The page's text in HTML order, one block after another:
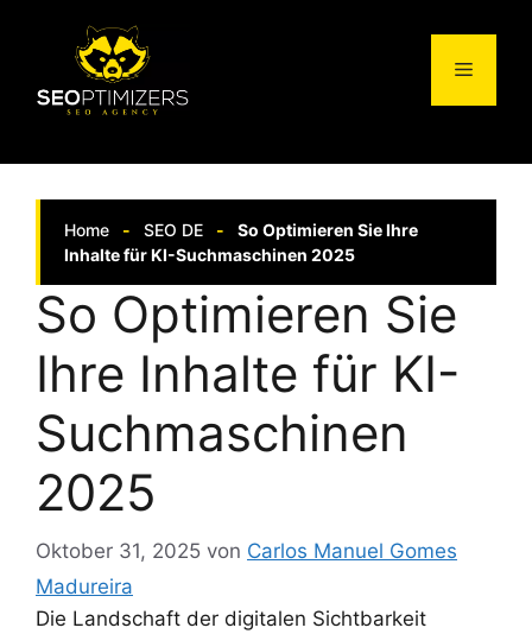
Menü
Home - SEO DE -
So Optimieren Sie Ihre
Inhalte für KI-Suchmaschinen 2025
So Optimieren Sie
Ihre Inhalte für KI-
Suchmaschinen
2025
Oktober 31, 2025 von Carlos Manuel Gomes
Madureira
Die Landschaft der digitalen Sichtbarkeit